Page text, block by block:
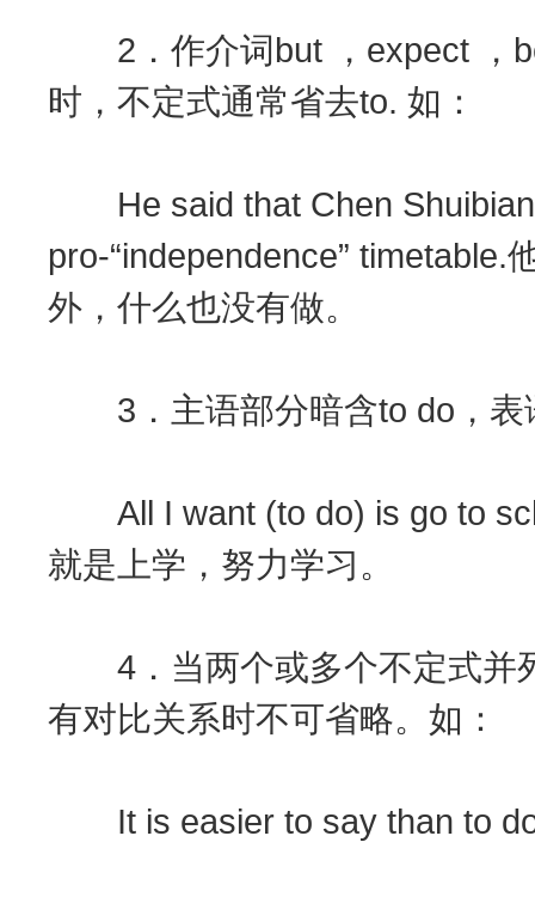
2．作介词but ，expect ，
时，不定式通常省去to. 如：
He said that Chen Shuibian
pro-“independence” timetable.
外，什么也没有做。
3．主语部分暗含to do，表
All I want (to do) is go to
就是上学，努力学习。
4．当两个或多个不定式并
有对比关系时不可省略。如：
It is easier to say than to do